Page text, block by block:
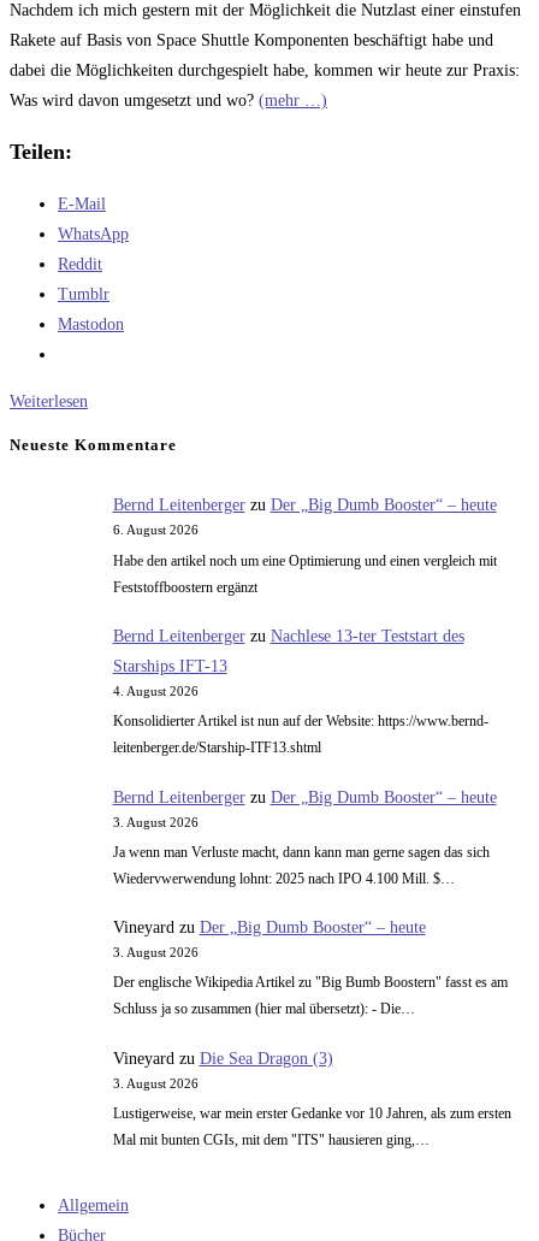
Nachdem ich mich gestern mit der Möglichkeit die Nutzlast einer einstufen
Rakete auf Basis von Space Shuttle Komponenten beschäftigt habe und
dabei die Möglichkeiten durchgespielt habe, kommen wir heute zur Praxis:
Was wird davon umgesetzt und wo? (mehr …)
Teilen:
E-Mail
WhatsApp
Reddit
Tumblr
Mastodon
Weiterlesen
Neueste Kommentare
Bernd Leitenbergerzu Der „Big Dumb Booster“ – heute
6. August 2026
Habe den artikel noch um eine Optimierung und einen vergleich mit
Feststoffboostern ergänzt
Bernd Leitenbergerzu Nachlese 13-ter Teststart des
Starships IFT-13
4. August 2026
Konsolidierter Artikel ist nun auf der Website: https://www.bernd-
leitenberger.de/Starship-ITF13.shtml
Bernd Leitenbergerzu Der „Big Dumb Booster“ – heute
3. August 2026
Ja wenn man Verluste macht, dann kann man gerne sagen das sich
Wiedervwerwendung lohnt: 2025 nach IPO 4.100 Mill. $…
Vineyardzu Der „Big Dumb Booster“ – heute
3. August 2026
Der englische Wikipedia Artikel zu "Big Bumb Boostern" fasst es am
Schluss ja so zusammen (hier mal übersetzt): - Die…
Vineyard zu Die Sea Dragon (3)
3. August 2026
Lustigerweise, war mein erster Gedanke vor 10 Jahren, als zum ersten
Mal mit bunten CGIs, mit dem "ITS" hausieren ging,…
Allgemein
Bücher